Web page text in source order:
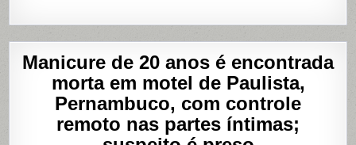
Manicure de 20 anos é encontrada
morta em motel de Paulista,
Pernambuco, com controle
remoto nas partes íntimas;